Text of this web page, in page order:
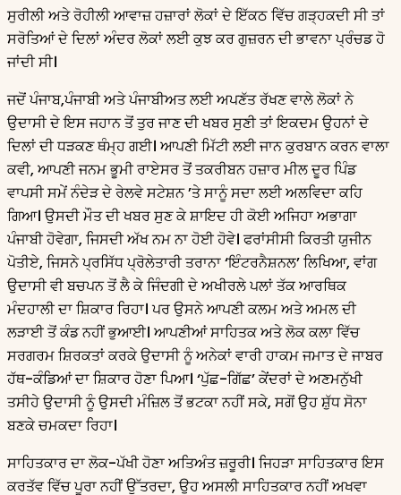
ਸੁਰੀਲੀ ਅਤੇ ਰੋਹੀਲੀ ਆਵਾਜ਼ ਹਜ਼ਾਰਾਂ ਲੋਕਾਂ ਦੇ ਇੱਕਠ ਵਿੱਚ ਗੜ੍ਹਕਦੀ ਸੀ ਤਾਂ
ਸਰੋਤਿਆਂ ਦੇ ਦਿਲਾਂ ਅੰਦਰ ਲੋਕਾਂ ਲਈ ਕੁਝ ਕਰ ਗੁਜ਼ਰਨ ਦੀ ਭਾਵਨਾ ਪ੍ਰੰਚਡ ਹੋ
ਜਾਂਦੀ ਸੀ।
ਜਦੋਂ ਪੰਜਾਬ,ਪੰਜਾਬੀ ਅਤੇ ਪੰਜਾਬੀਅਤ ਲਈ ਅਪਣੱਤ ਰੱਖਣ ਵਾਲੇ ਲੋਕਾਂ ਨੇ
ਉਦਾਸੀ ਦੇ ਇਸ ਜਹਾਨ ਤੋਂ ਤੁਰ ਜਾਣ ਦੀ ਖਬਰ ਸੁਣੀ ਤਾਂ ਇਕਦਮ ਉਹਨਾਂ ਦੇ
ਦਿਲਾਂ ਦੀ ਧੜਕਣ ਥੰਮ੍ਹ ਗਈ। ਆਪਣੀ ਮਿੱਟੀ ਲਈ ਜਾਨ ਕੁਰਬਾਨ ਕਰਨ ਵਾਲਾ
ਕਵੀ, ਆਪਣੀ ਜਨਮ ਭੂਮੀ ਰਾਏਸਰ ਤੋਂ ਤਕਰੀਬਨ ਹਜ਼ਾਰ ਮੀਲ ਦੂਰ ਪਿੰਡ
ਵਾਪਸੀ ਸਮੇਂ ਨੰਦੇੜ ਦੇ ਰੇਲਵੇ ਸਟੇਸ਼ਨ ’ਤੇ ਸਾਨੂੰ ਸਦਾ ਲਈ ਅਲਵਿਦਾ ਕਹਿ
ਗਿਆ। ਉਸਦੀ ਮੌਤ ਦੀ ਖਬਰ ਸੁਣ ਕੇ ਸ਼ਾਇਦ ਹੀ ਕੋਈ ਅਜਿਹਾ ਅਭਾਗਾ
ਪੰਜਾਬੀ ਹੋਵੇਗਾ, ਜਿਸਦੀ ਅੱਖ ਨਮ ਨਾ ਹੋਈ ਹੋਵੇ। ਫਰਾਂਸੀਸੀ ਕਿਰਤੀ ਯੁਜੀਨ
ਪੋਤੀਏ, ਜਿਸਨੇ ਪ੍ਰਸਿੱਧ ਪ੍ਰੋਲੇਤਾਰੀ ਤਰਾਨਾ ‘ਇੰਟਰਨੈਸ਼ਨਲ’ ਲਿਖਿਆ, ਵਾਂਗ
ਉਦਾਸੀ ਵੀ ਬਚਪਨ ਤੋਂ ਲੈ ਕੇ ਜਿੰਦਗੀ ਦੇ ਅਖੀਰਲੇ ਪਲਾਂ ਤੱਕ ਆਰਥਿਕ
ਮੰਦਹਾਲੀ ਦਾ ਸ਼ਿਕਾਰ ਰਿਹਾ। ਪਰ ਉਸਨੇ ਆਪਣੀ ਕਲਮ ਅਤੇ ਅਮਲ ਦੀ
ਲੜਾਈ ਤੋਂ ਕੰਡ ਨਹੀਂ ਭੁਆਈ। ਆਪਣੀਆਂ ਸਾਹਿਤਕ ਅਤੇ ਲੋਕ ਕਲਾ ਵਿੱਚ
ਸਰਗਰਮ ਸ਼ਿਰਕਤਾਂ ਕਰਕੇ ਉਦਾਸੀ ਨੂੰ ਅਨੇਕਾਂ ਵਾਰੀ ਹਾਕਮ ਜਮਾਤ ਦੇ ਜਾਬਰ
ਹੱਥ-ਕੰਡਿਆਂ ਦਾ ਸ਼ਿਕਾਰ ਹੋਣਾ ਪਿਆ। ‘ਪੁੱਛ-ਗਿੱਛ’ ਕੇਂਦਰਾਂ ਦੇ ਅਣਮਨੁੱਖੀ
ਤਸੀਹੇ ਉਦਾਸੀ ਨੂੰ ਉਸਦੀ ਮੰਜ਼ਿਲ ਤੋਂ ਭਟਕਾ ਨਹੀਂ ਸਕੇ, ਸਗੋਂ ਉਹ ਸ਼ੁੱਧ ਸੋਨਾ
ਬਣਕੇ ਚਮਕਦਾ ਰਿਹਾ।
ਸਾਹਿਤਕਾਰ ਦਾ ਲੋਕ-ਪੱਖੀ ਹੋਣਾ ਅਤਿਅੰਤ ਜ਼ਰੂਰੀ। ਜਿਹੜਾ ਸਾਹਿਤਕਾਰ ਇਸ
ਕਰਤੱਵ ਵਿੱਚ ਪੂਰਾ ਨਹੀਂ ਉੱਤਰਦਾ, ਉਹ ਅਸਲੀ ਸਾਹਿਤਕਾਰ ਨਹੀਂ ਅਖਵਾ